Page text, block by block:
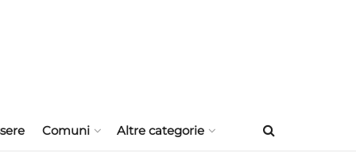
Comuni Altre categorie